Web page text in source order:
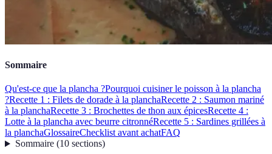
Sommaire
Qu'est-ce que la plancha ?Pourquoi cuisiner le poisson à la plancha
?Recette 1 : Filets de dorade à la planchaRecette 2 : Saumon mariné
à la planchaRecette 3 : Brochettes de thon aux épicesRecette 4 :
Lotte à la plancha avec beurre citronnéRecette 5 : Sardines grillées à
la planchaGlossaireChecklist avant achatFAQ
Sommaire(10 sections)